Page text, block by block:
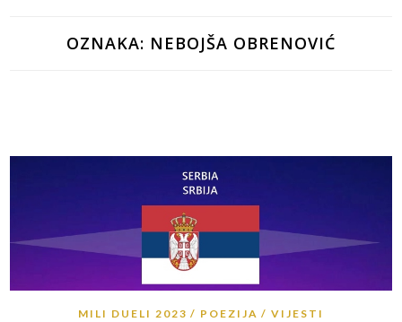
OZNAKA: NEBOJŠA OBRENOVIĆ
MILI DUELI 2023 POEZIJA VIJESTI